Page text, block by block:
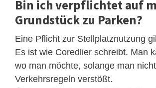
Bin ich verpflichtet auf
Grundstück zu Parken?
Eine Pflicht zur Stellplatznutzung
Es ist wie Coredlier schreibt. Man
wo man möchte, solange man
Verkehrsregeln verstößt.